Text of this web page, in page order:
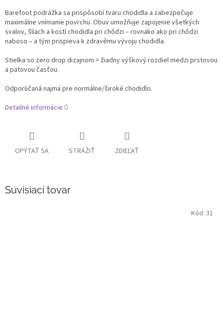
Barefoot podrážka sa prispôsobí tvaru chodidla a zabezpečuje
maximálne vnímanie povrchu. Obuv umožňuje zapojenie všetkých
svalov, šliach a kostí chodidla pri chôdzi – rovnako ako pri chôdzi
naboso – a tým prispieva k zdravému vývoju chodidla.
Stielka so zero drop dizajnom = žiadny výškový rozdiel medzi prstovou
a pätovou časťou.
Odporúčaná najmä pre normálne/široké chodidlo.
Detailné informácie
OPÝTAŤ SA STRÁŽIŤ ZDIEĽAŤ
Súvisiaci tovar
Kód: 31